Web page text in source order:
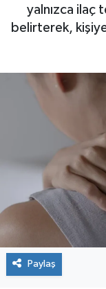
yalnızca ilaç
belirterek,
Paylaş
Haber Arşivi